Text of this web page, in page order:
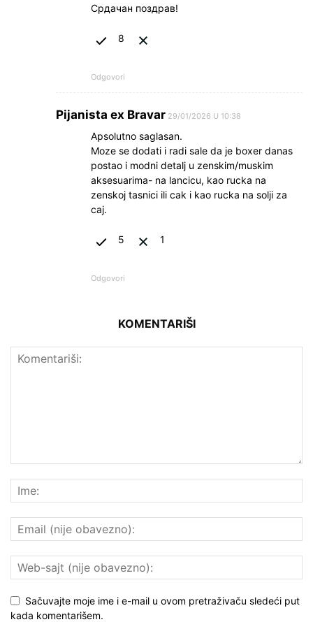
Срдачан поздрав!
8
Odgovori
Pijanista ex Bravar 29/01/2026 U 10:38
Apsolutno saglasan.
Moze se dodati i radi sale da je boxer danas
postao i modni detalj u zenskim/muskim
aksesuarima- na lancicu, kao rucka na
zenskoj tasnici ili cak i kao rucka na solji za
caj.
5 1
Odgovori
KOMENTARIŠI
Sačuvajte moje ime i e-mail u ovom pretraživaču sledeći put
kada komentarišem.